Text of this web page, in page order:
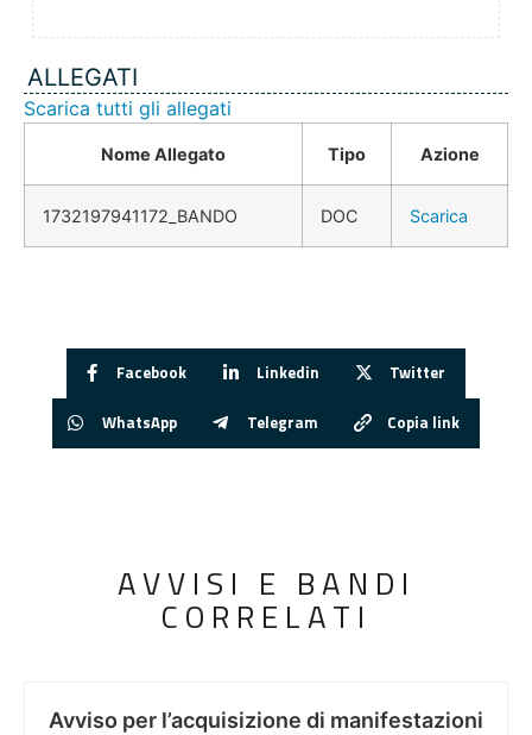
ALLEGATI
Scarica tutti gli allegati
Nome Allegato Tipo Azione
1732197941172_BANDO DOC Scarica
Facebook Linkedin Twitter
WhatsApp Telegram Copia link
AVVISI E BANDI
CORRELATI
Avviso per l’acquisizione di manifestazioni